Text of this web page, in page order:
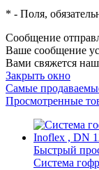
* - Поля,
Сообщение
Ваше сообщение
Вами свяжется
Закрыть окно
Самые
Просмотренные
Быстрый
Cистема